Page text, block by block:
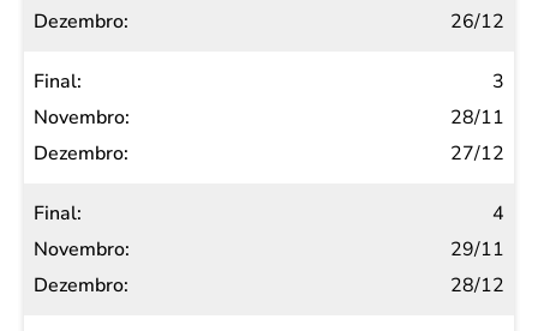
26/12
3
28/11
27/12
4
29/11
28/12